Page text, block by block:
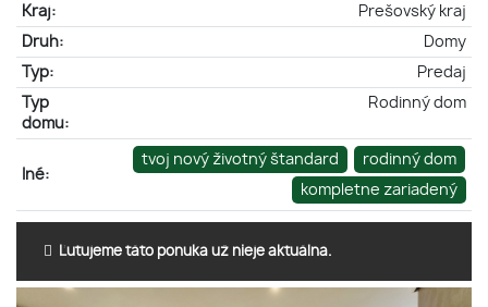
Kraj:
Prešovský kraj
Druh:
Domy
Typ:
Predaj
Typ
domu:
Rodinný dom
Iné:
tvoj nový životný štandard
rodinný dom
kompletne zariadený
Ľutujeme táto ponuka už nieje aktuálna.